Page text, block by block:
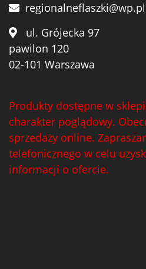
regionalneflaszki@wp.pl
ul. Grójecka 97
pawilon 120
02-101 Warszawa
Produkty dostępne w
charakter poglądowy.
sprzedaży online.
telefonicznego w celu
informacji o ofercie.